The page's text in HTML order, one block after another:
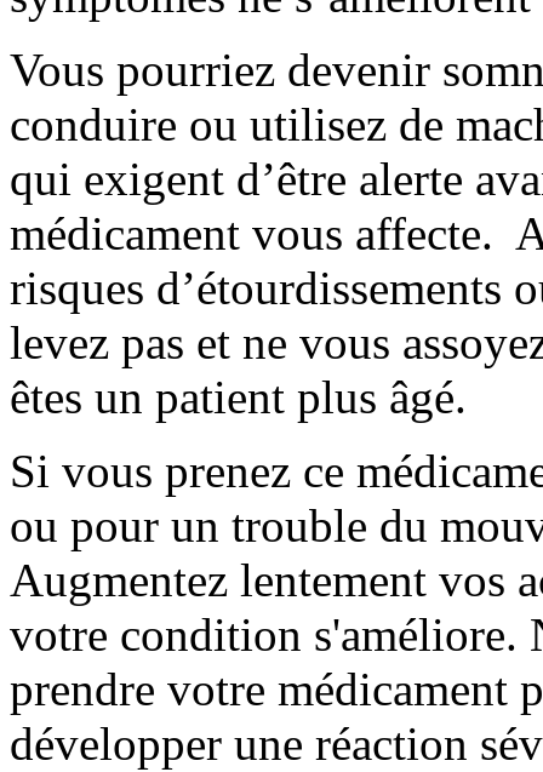
Vous pourriez devenir
conduire ou utilisez de
qui exigent d’être alerte
médicament vous affecte.
risques d’étourdissements
levez pas et ne vous
êtes un patient plus âgé.
Si vous prenez ce
ou pour un trouble du
Augmentez lentement vos
votre condition s'améliore.
prendre votre médicament
développer une réaction